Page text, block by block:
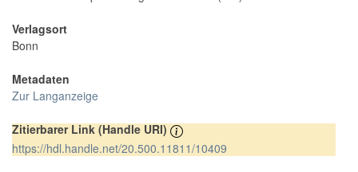
Verlagsort
Bonn
Metadaten
Zur Langanzeige
Zitierbarer Link (Handle URI)
https://hdl.handle.net/20.500.11811/10409